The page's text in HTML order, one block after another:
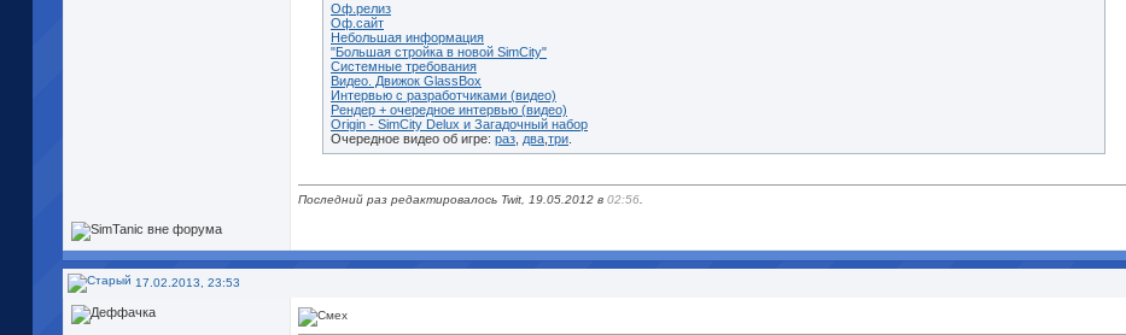
Оф.релиз
Оф.cайт
Небольшая информация
"Большая стройка в новой SimCity"
Системные требования
Видео. Движок GlassBox
Интервью с разработчиками (видео)
Рендер + очередное интервью (видео)
Origin - SimCity Delux и Загадочный набор
Очередное видео об игре: раз два три
Последний раз редактировалось Twit, 19.05.2012 в 02:56
17.02.2013, 23:53